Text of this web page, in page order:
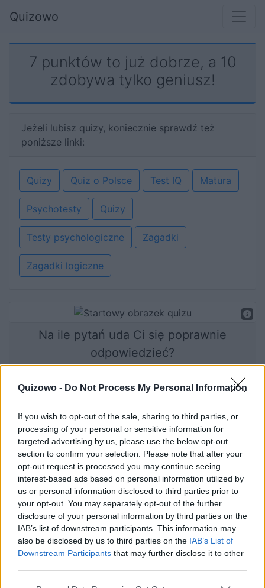
Quizowo - Do Not Process My Personal Information
If you wish to opt-out of the sale, sharing to third parties, or
processing of your personal or sensitive information for
targeted advertising by us, please use the below opt-out
section to confirm your selection. Please note that after your
opt-out request is processed you may continue seeing
interest-based ads based on personal information utilized by
us or personal information disclosed to third parties prior to
your opt-out. You may separately opt-out of the further
disclosure of your personal information by third parties on the
IAB’s list of downstream participants. This information may
also be disclosed by us to third parties on the IAB’s List of
Downstream Participants that may further disclose it to other
Quizowo
7 punktów to już dobrze, a 10
zdobywa tylko geniusz!
Jeżeli lubisz quizy, koniecznie sprawdź też
poniższe linki:
Quizy Quiz o Polsce Test IQ Matura
Psychotesty Quizy
Testy psychologiczne Zagadki
Zagadki logiczne
Na ile pytań uda Ci się poprawnie
odpowiedzieć?
Rozpocznij quiz
Przeciętna osoba zdobywa 7
punktów, geniusz 10 - a Ty?